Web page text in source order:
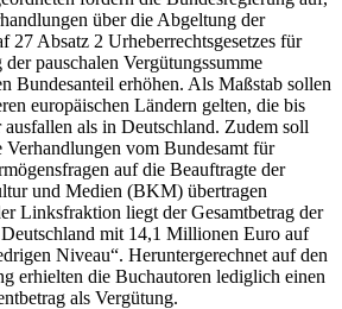
über die Abgeltung der
27 Absatz 2 Urheberrechtsgesetzes für
pauschalen Vergütungssumme
Bundesanteil erhöhen. Als Maßstab sollen
europäischen Ländern gelten, die bis
ausfallen als in Deutschland. Zudem soll
vom Bundesamt für
auf die Beauftragte der
und Medien (BKM) übertragen
Linksfraktion liegt der Gesamtbetrag der
mit 14,1 Millionen Euro auf
Niveau“. Heruntergerechnet auf den
erhielten die Buchautoren lediglich einen
als Vergütung.